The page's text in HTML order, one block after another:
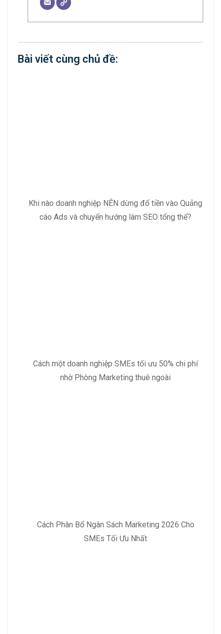
Bài viết cùng chủ đề:
Khi nào doanh nghiệp NÊN dừng đổ tiền vào Quảng
cáo Ads và chuyển hướng làm SEO tổng thể?
Cách một doanh nghiệp SMEs tối ưu 50% chi phí
nhờ Phòng Marketing thuê ngoài
Cách Phân Bổ Ngân Sách Marketing 2026 Cho
SMEs Tối Ưu Nhất